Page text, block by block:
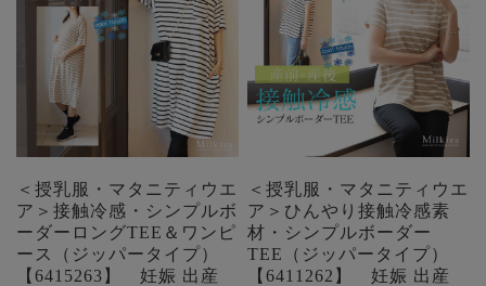
＜授乳服・マタニティウエ
ア＞接触冷感・シンプルボ
ーダーロングTEE＆ワンピ
ース（ジッパータイプ）
【6415263】 妊娠 出産
＜授乳服・マタニティウエ
ア＞ひんやり接触冷感素
材・シンプルボーダー
TEE（ジッパータイプ）
【6411262】 妊娠 出産